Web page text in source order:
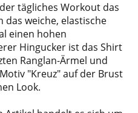
tägliches Workout das
weiche, elastische
einen hohen
Hingucker ist das Shirt
Ranglan-Ärmel und
"Kreuz" auf der Brust
Look.